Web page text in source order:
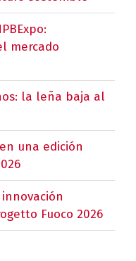
mercado
la leña baja al
una edición
Fuoco 2026